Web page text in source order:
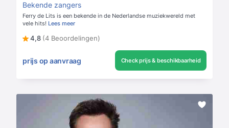
Bekende zangers
Ferry de Lits is een bekende in de Nederlandse muziekwereld met
vele hits! Lees meer
4,8 (4 Beoordelingen)
prijs op aanvraag Check prijs & beschikbaarheid